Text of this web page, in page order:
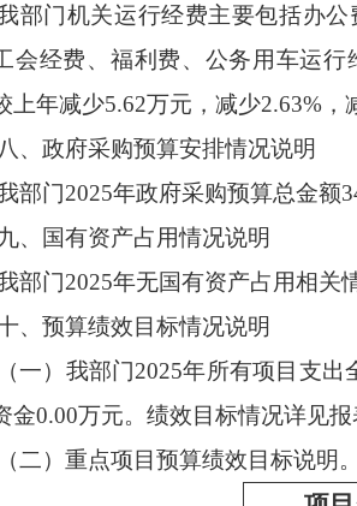
部门机关运行经费主要包括办
会经费、福利费、公务用车运
上年减少5.62万元，减少2.63%
八、政府采购预算安排情况说明
部门2025年政府采购预算总金额
九、国有资产占用情况说明
部门2025年无国有资产占用相关
、预算绩效目标情况说明
（一）我部门2025年所有项目支
金0.00万元。绩效目标情况详见报
（二）重点项目预算绩效目标说明。